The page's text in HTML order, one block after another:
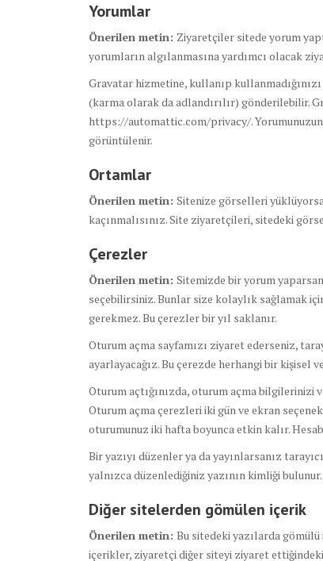
Yorumlar
Önerilen metin: Ziyaretçiler sitede yorum
yorumların algılanmasına yardımcı olacak
Gravatar hizmetine, kullanıp
(karma olarak da adlandırılır) gönderilebilir.
https://automattic.com/privacy/.
görüntülenir.
Ortamlar
Önerilen metin: Sitenize görselleri
kaçınmalısınız. Site ziyaretçileri, sitedeki
Çerezler
Önerilen metin: Sitemizde bir yorum
seçebilirsiniz. Bunlar size kolaylık sağlamak
gerekmez. Bu çerezler bir yıl saklanır.
Oturum açma sayfamızı ziyaret ederseniz,
ayarlayacağız. Bu çerezde herhangi bir kişisel
Oturum açtığınızda, oturum açma
Oturum açma çerezleri iki gün ve ekran
oturumunuz iki hafta boyunca etkin kalır.
Bir yazıyı düzenler ya da yayınlarsanız
yalnızca düzenlediğiniz yazının kimliği
Diğer sitelerden gömülen içerik
Önerilen metin: Bu sitedeki yazılarda
içerikler, ziyaretçi diğer siteyi ziyaret ettiğindeki